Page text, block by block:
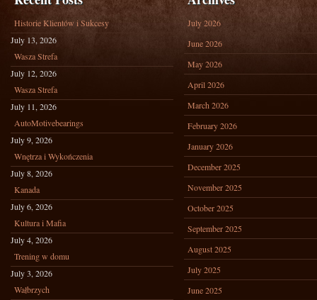
Historie Klientów i Sukcesy
July 13, 2026
Wasza Strefa
July 12, 2026
Wasza Strefa
July 11, 2026
AutoMotivebearings
July 9, 2026
Wnętrza i Wykończenia
July 8, 2026
Kanada
July 6, 2026
Kultura i Mafia
July 4, 2026
Trening w domu
July 3, 2026
Wałbrzych
July 2026
June 2026
May 2026
April 2026
March 2026
February 2026
January 2026
December 2025
November 2025
October 2025
September 2025
August 2025
July 2025
June 2025